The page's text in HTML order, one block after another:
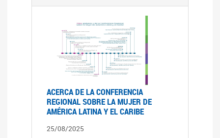
ACERCA DE LA CONFERENCIA
REGIONAL SOBRE LA MUJER DE
AMÉRICA LATINA Y EL CARIBE
25/08/2025